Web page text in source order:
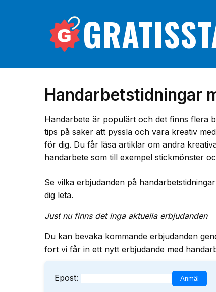
Handarbetstidningar
Handarbete är populärt och det finns flera
tips på saker att pyssla och vara kreativ
för dig. Du får läsa artiklar om andra
handarbete som till exempel stickmönster
Se vilka erbjudanden på
dig leta.
Just nu finns det inga aktuella erbjudanden
Du kan bevaka kommande erbjudanden
fort vi får in ett nytt erbjudande med
Epost: